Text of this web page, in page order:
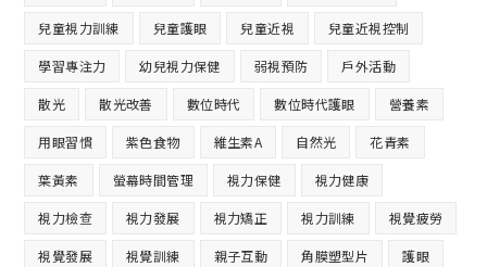
兒童視力訓練 兒童護眼 兒童近視 兒童近視控制
學習專注力 幼兒視力保健 弱視預防 戶外活動
散光 散光改善 數位時代 數位時代護眼 營養素
用眼習慣 紫色食物 維生素A 自然光 花青素
葉黃素 螢幕時間管理 視力保健 視力健康
視力檢查 視力發展 視力矯正 視力訓練 視覺疲勞
視覺發展 視覺訓練 親子互動 角膜塑型片 護眼